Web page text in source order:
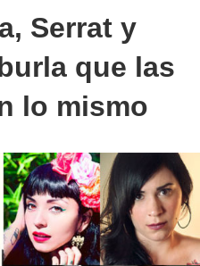
Serrat y
que las
lo mismo